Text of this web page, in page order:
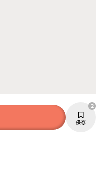
保存
2